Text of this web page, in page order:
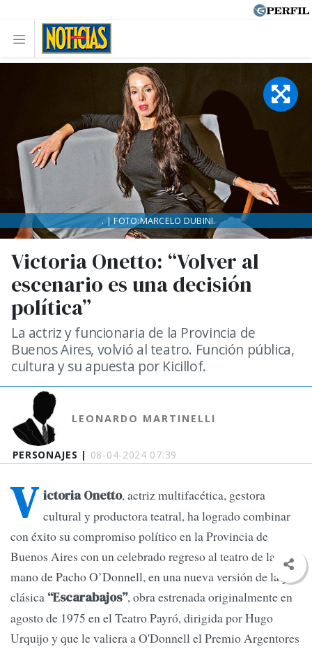
PERSONAJES | 08-04-2024 07:39
Victoria Onetto: “Volver al
escenario es una decisión
política”
La actriz y funcionaria de la Provincia de
Buenos Aires, volvió al teatro. Función pública,
cultura y su apuesta por Kicillof.
LEONARDO MARTINELLI
. | FOTO:MARCELO DUBINI.
V ictoria Onetto, actriz multifacética, gestora
cultural y productora teatral, ha logrado combinar
con éxito su compromiso político en la Provincia de
Buenos Aires con un celebrado regreso al teatro de la
mano de Pacho O’Donnell, en una nueva versión de la ya
clásica “Escarabajos”, obra estrenada originalmente en
agosto de 1975 en el Teatro Payró, dirigida por Hugo
Urquijo y que le valiera a O'Donnell el Premio Argentores